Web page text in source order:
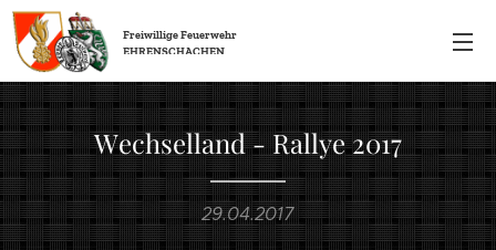
FreiwilligeFeuerwehr
EHRENSCHACHEN
Wechselland - Rallye 2017
29.04.2017